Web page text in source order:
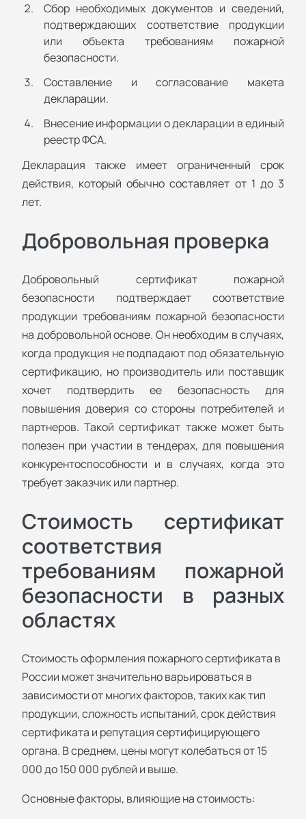
Сбор необходимых документов и сведений,
подтверждающих соответствие продукции
или объекта требованиям пожарной
безопасности.
Составление и согласование макета
декларации.
Внесение информации о декларации в единый
реестр ФСА.
Декларация также имеет ограниченный срок
действия, который обычно составляет от 1 до 3
лет.
Добровольная проверка
Добровольный сертификат пожарной
безопасности подтверждает соответствие
продукции требованиям пожарной безопасности
на добровольной основе. Он необходим в случаях,
когда продукция не подпадают под обязательную
сертификацию, но производитель или поставщик
хочет подтвердить ее безопасность для
повышения доверия со стороны потребителей и
партнеров. Такой сертификат также может быть
полезен при участии в тендерах, для повышения
конкурентоспособности и в случаях, когда это
требует заказчик или партнер.
Стоимость сертификат
соответствия
требованиям пожарной
безопасности в разных
областях
Стоимость оформления пожарного сертификата в
России может значительно варьироваться в
зависимости от многих факторов, таких как тип
продукции, сложность испытаний, срок действия
сертификата и репутация сертифицирующего
органа. В среднем, цены могут колебаться от 15
000 до 150 000 рублей и выше.
Основные факторы, влияющие на стоимость: